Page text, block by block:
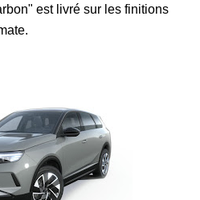
est livré sur les finitions